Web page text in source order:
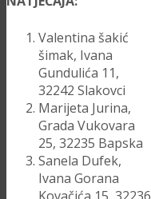
Valentina šakić
šimak, Ivana
Gundulića 11,
32242 Slakovci
Marijeta Jurina,
Grada Vukovara
25, 32235 Bapska
Sanela Dufek,
Ivana Gorana